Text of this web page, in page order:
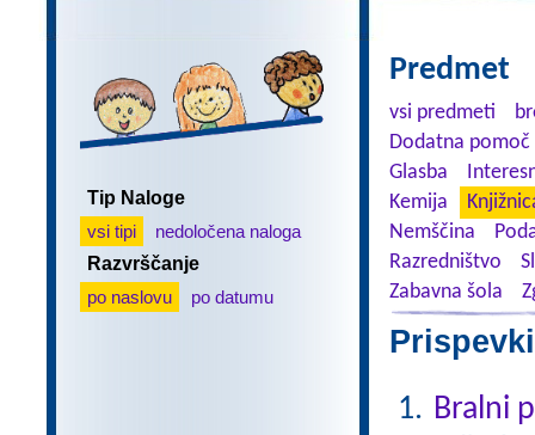
Tip Naloge
vsi tipi
nedoločena naloga
Razvrščanje
po naslovu
po datumu
Predmet
vsi predmeti
Dodatna
Glasba
Kemija
Nemščina
Razredništvo
Zabavna šola
Bralni